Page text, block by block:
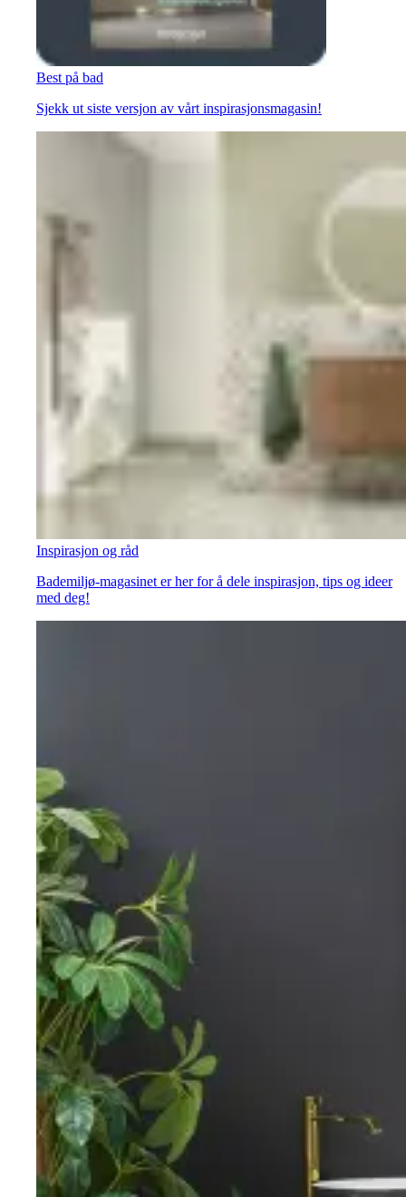
Best på bad
Sjekk ut siste versjon av vårt inspirasjonsmagasin!
Inspirasjon og råd
Bademiljø-magasinet er her for å dele inspirasjon, tips og ideer
med deg!